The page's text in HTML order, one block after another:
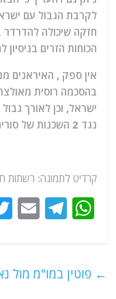
לקרבת הגבול עם
חזקה שיכולה להדרדר
הכוחות הזרים
אין ספק , האיראנים
בהסכמה רוסית
ישראל, וכן לאורך
נגד 2 השכנות של סוריה, פוטנציאל נפיץ לכשעצמו.
קרדיט לתמונה: רשתות
W
s
T
g
E
l ← פוטין במו"מ מול